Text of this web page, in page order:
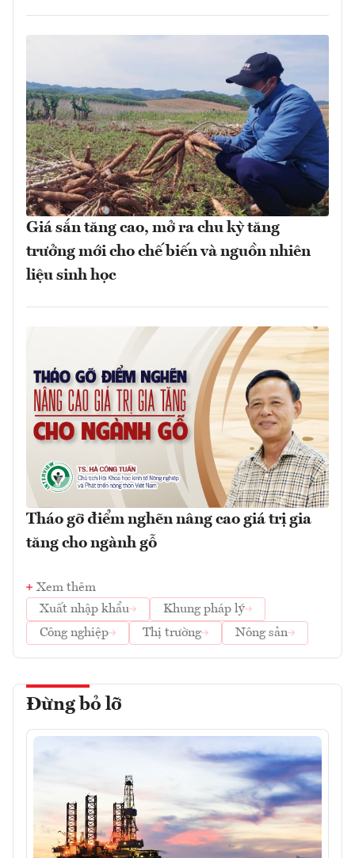
Giá sắn tăng cao, mở ra chu kỳ tăng
trưởng mới cho chế biến và nguồn nhiên
liệu sinh học
Tháo gỡ điểm nghẽn nâng cao giá trị gia
tăng cho ngành gỗ
Xem thêm
Xuất nhập khẩu
Khung pháp lý
Công nghiệp
Thị trường Nông sản
Đừng bỏ lỡ